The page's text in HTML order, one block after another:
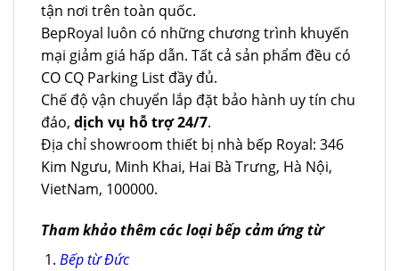
tận nơi trên toàn quốc.
BepRoyal luôn có những chương trình khuyến
mại giảm giá hấp dẫn. Tất cả sản phẩm đều có
CO CQ Parking List đầy đủ.
Chế độ vận chuyển lắp đặt bảo hành uy tín chu
đáo, dịch vụ hỗ trợ 24/7.
Địa chỉ showroom thiết bị nhà bếp Royal: 346
Kim Ngưu, Minh Khai, Hai Bà Trưng, Hà Nội,
VietNam, 100000.
Tham khảo thêm các loại bếp cảm ứng từ
Bếp từ Đức